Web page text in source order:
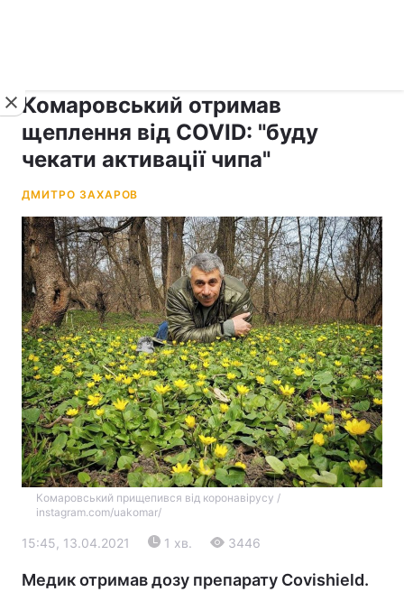
Головна Війна
Комаровський отримав
щеплення від COVID: "буду
чекати активації чипа"
ДМИТРО ЗАХАРОВ
Комаровський прищепився від коронавірусу /
instagram.com/uakomar/
15:45, 13.04.2021 1 хв. 3446
Медик отримав дозу препарату Covishield.